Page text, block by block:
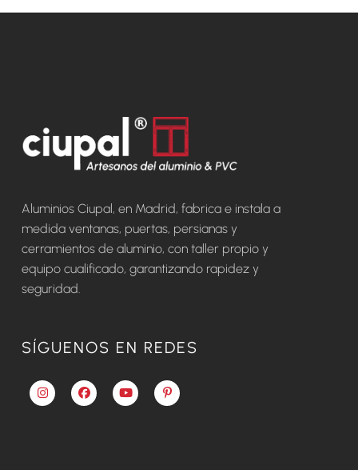
Aluminios Ciupal, en Madrid, fabrica e instala a
medida ventanas, puertas, persianas y
cerramientos de aluminio, con taller propio y
equipo cualificado, garantizando rapidez y
seguridad.
SÍGUENOS EN REDES